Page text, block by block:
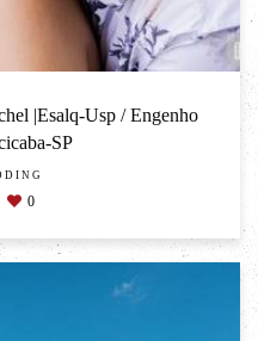
|Esalq-Usp / Engenho
SP
0